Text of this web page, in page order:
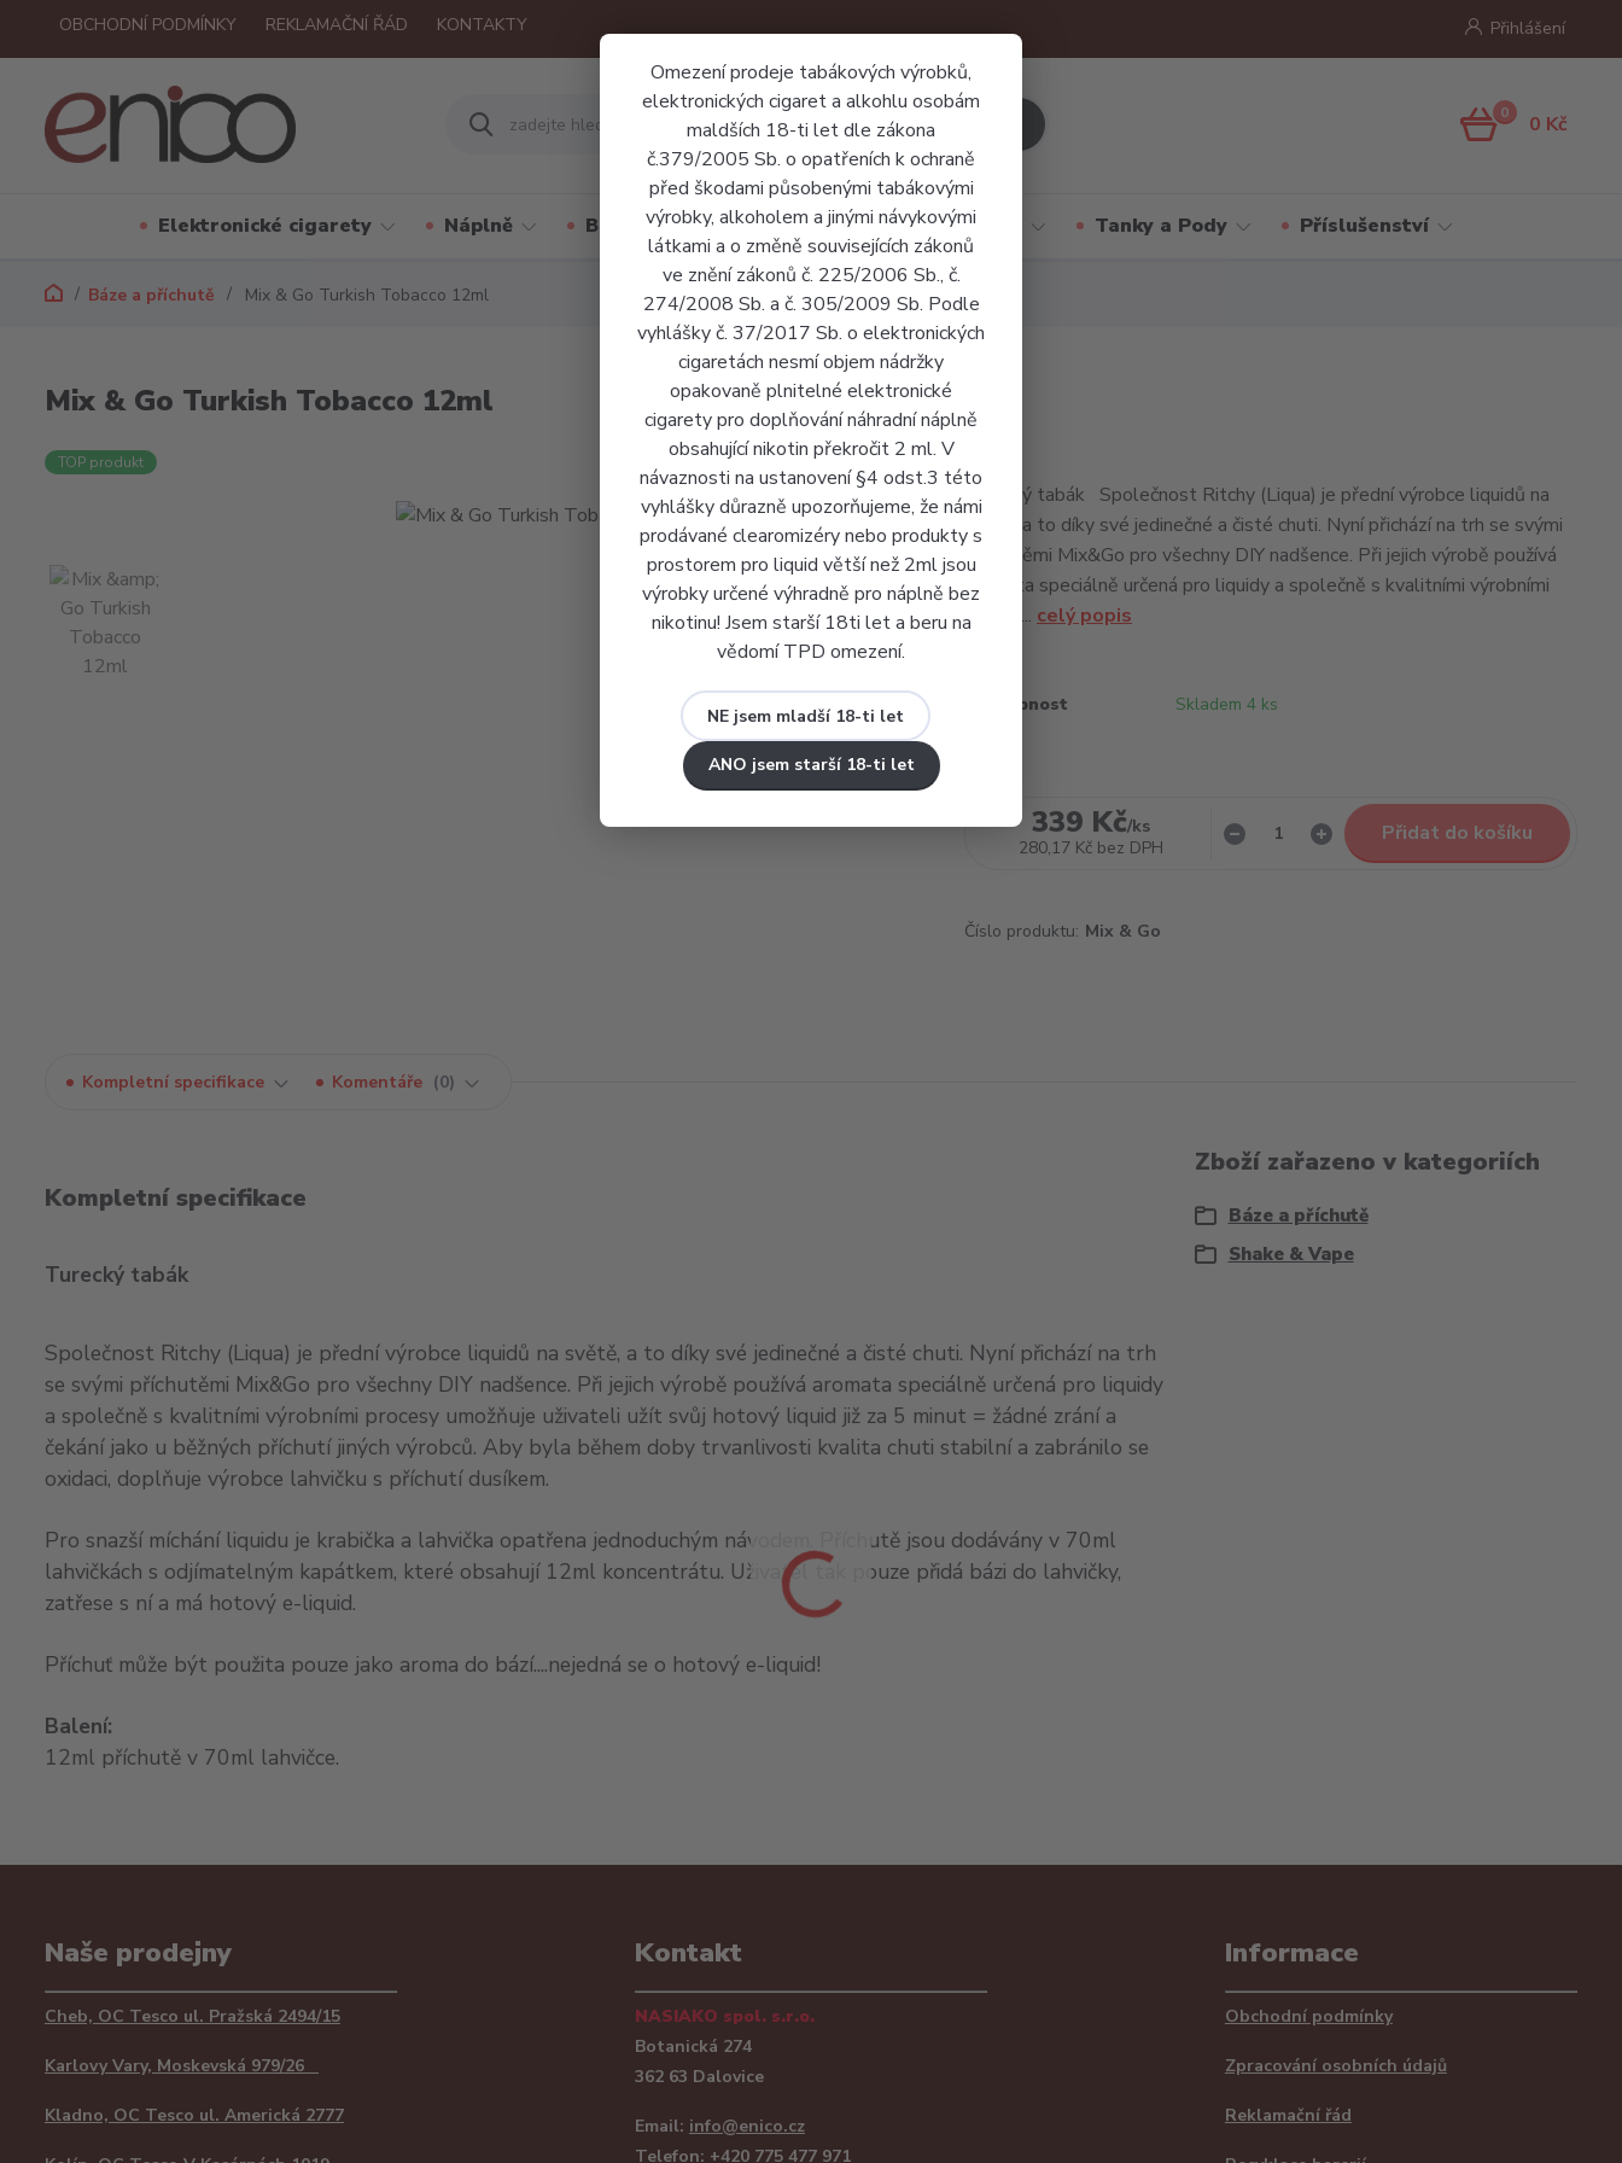
Omezení prodeje tabákových výrobků,
elektronických cigaret a alkohlu osobám
maldších 18-ti let dle zákona
č.379/2005 Sb. o opatřeních k ochraně
před škodami působenými tabákovými
výrobky, alkoholem a jinými návykovými
látkami a o změně souvisejících zákonů
ve znění zákonů č. 225/2006 Sb., č.
274/2008 Sb. a č. 305/2009 Sb. Podle
vyhlášky č. 37/2017 Sb. o elektronických
cigaretách nesmí objem nádržky
opakovaně plnitelné elektronické
cigarety pro doplňování náhradní náplně
obsahující nikotin překročit 2 ml. V
návaznosti na ustanovení §4 odst.3 této
vyhlášky důrazně upozorňujeme, že námi
prodávané clearomizéry nebo produkty s
prostorem pro liquid větší než 2ml jsou
výrobky určené výhradně pro náplně bez
nikotinu! Jsem starší 18ti let a beru na
vědomí TPD omezení.
NE jsem mladší 18-ti let
ANO jsem starší 18-ti let
OBCHODNÍ PODMÍNKY REKLAMAČNÍ ŘÁD KONTAKTY Přihlášení
0 0 Kč
Elektronické cigarety Náplně Báze a příchutě Jednorázové cigarety Tanky a Pody Příslušenství
Báze a příchutě Mix & Go Turkish Tobacco 12ml
Mix & Go Turkish Tobacco 12ml
TOP produkt
Turecký tabák Společnost Ritchy (Liqua) je přední výrobce liquidů na
světě, a to díky své jedinečné a čisté chuti. Nyní přichází na trh se svými
příchutěmi Mix&Go pro všechny DIY nadšence. Při jejich výrobě používá
aromata speciálně určená pro liquidy a společně s kvalitními výrobními
proces... celý popis
Dostupnost Skladem 4 ks
339 Kč/ks
280,17 Kč bez DPH
Přidat do košíku
Číslo produktu: Mix & Go
Kompletní specifikace Komentáře 0
Kompletní specifikace
Turecký tabák
Společnost Ritchy (Liqua) je přední výrobce liquidů na světě, a to díky své jedinečné a čisté chuti. Nyní přichází na trh
se svými příchutěmi Mix&Go pro všechny DIY nadšence. Při jejich výrobě používá aromata speciálně určená pro liquidy
a společně s kvalitními výrobními procesy umožňuje uživateli užít svůj hotový liquid již za 5 minut = žádné zrání a
čekání jako u běžných příchutí jiných výrobců. Aby byla během doby trvanlivosti kvalita chuti stabilní a zabránilo se
oxidaci, doplňuje výrobce lahvičku s příchutí dusíkem.
Pro snazší míchání liquidu je krabička a lahvička opatřena jednoduchým návodem. Příchutě jsou dodávány v 70ml
lahvičkách s odjímatelným kapátkem, které obsahují 12ml koncentrátu. Uživatel tak pouze přidá bázi do lahvičky,
zatřese s ní a má hotový e-liquid.
Příchuť může být použita pouze jako aroma do bází....nejedná se o hotový e-liquid!
Balení:
12ml příchutě v 70ml lahvičce.
Zboží zařazeno v kategoriích
Báze a příchutě
Shake & Vape
Naše prodejny
Cheb, OC Tesco ul. Pražská 2494/15
Karlovy Vary, Moskevská 979/26
Kladno, OC Tesco ul. Americká 2777
Kontakt
NASIAKO spol. s.r.o.
Botanická 274
362 63 Dalovice
Email: info@enico.cz
Telefon: +420 775 477 971
Informace
Obchodní podmínky
Zpracování osobních údajů
Reklamační řád